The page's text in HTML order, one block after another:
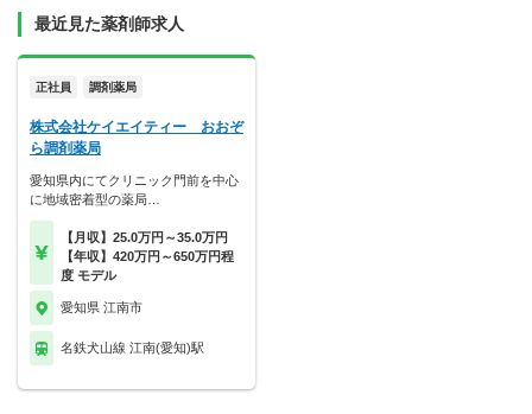
最近見た薬剤師求人
正社員 調剤薬局
株式会社ケイエイティー おおぞ
ら調剤薬局
愛知県内にてクリニック門前を中心
に地域密着型の薬局…
【月収】25.0万円～35.0万円
【年収】420万円～650万円程
度 モデル
愛知県 江南市
名鉄犬山線 江南(愛知)駅